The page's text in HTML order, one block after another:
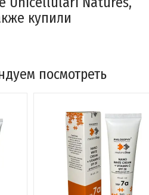
купили
...
избранное сравнить
Гиалуроновая кислота
лица
посмотреть